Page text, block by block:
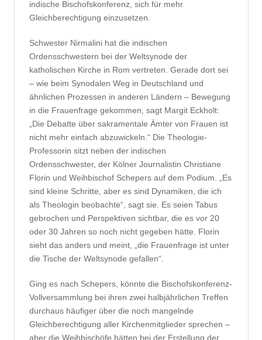
indische Bischofskonferenz, sich für mehr
Gleichberechtigung einzusetzen.
Schwester Nirmalini hat die indischen
Ordensschwestern bei der Weltsynode der
katholischen Kirche in Rom vertreten. Gerade dort sei
– wie beim Synodalen Weg in Deutschland und
ähnlichen Prozessen in anderen Ländern – Bewegung
in die Frauenfrage gekommen, sagt Margit Eckholt:
„Die Debatte über sakramentale Ämter von Frauen ist
nicht mehr einfach abzuwickeln.“ Die Theologie-
Professorin sitzt neben der indischen
Ordensschwester, der Kölner Journalistin Christiane
Florin und Weihbischof Schepers auf dem Podium. ‎„Es
sind kleine Schritte, aber es sind Dynamiken, die ich
als Theologin beobachte“, sagt sie. Es seien Tabus
gebrochen und Perspektiven sichtbar, die es vor 20
oder 30 Jahren so noch nicht gegeben hätte. Florin
sieht das anders und meint, „die Frauenfrage ist unter
die Tische der Weltsynode gefallen“.
Ging es nach Schepers, könnte die Bischofskonferenz-
Vollversammlung bei ihren zwei halbjährlichen Treffen
durchaus häufiger über die noch mangelnde
Gleichberechtigung aller Kirchenmitglieder sprechen –
aber die Weihbischöfe hätten bei der Erstellung der